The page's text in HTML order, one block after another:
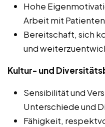
Hohe
Arbeit mit
Bereitschaft, sich
und
Kultur- und
Sensibilität und
Unterschiede und
Fähigkeit,